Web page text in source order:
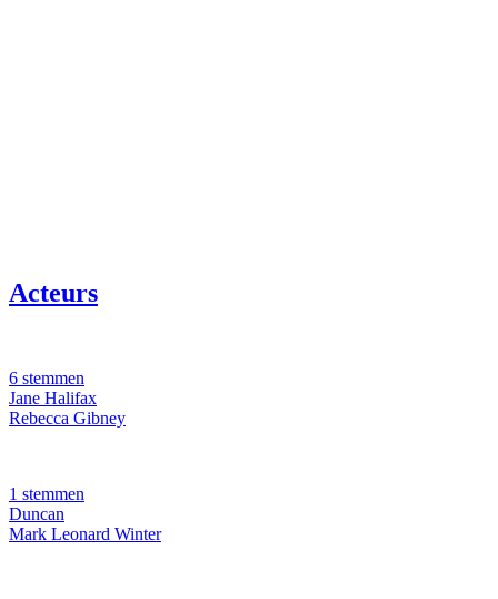
Acteurs
6 stemmen
Jane Halifax
Rebecca Gibney
1 stemmen
Duncan
Mark Leonard Winter